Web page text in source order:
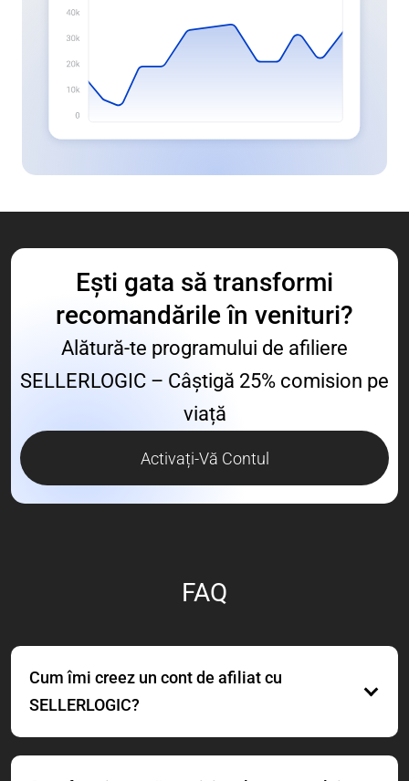
Ești gata să transformi
recomandările în venituri?
Alătură-te programului de afiliere
SELLERLOGIC – Câștigă 25% comision pe
viață
Activați-Vă Contul
FAQ
Cum îmi creez un cont de afiliat cu
SELLERLOGIC?
înregistrați-vă pe pagina de afiliat SELLERLOGIC,